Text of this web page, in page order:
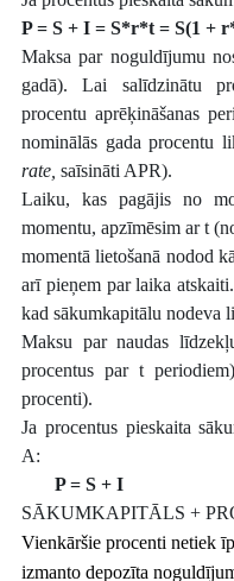
P = S + I = S*r*t = S(1 +
Maksa par noguldījumu
gadā). Lai salīdzinātu
procentu aprēķināšanas
nominālās gada procentu
rate, saīsināti APR).
Laiku, kas pagājis no
momentu, apzīmēsim ar t
momentā lietošanā nodod
arī pieņem par laika
kad sākumkapitālu nodeva
Maksu par naudas
procentus par t
procenti).
Ja procentus pieskaita
A:
P = S + I
SĀKUMKAPITĀLS +
Vienkāršie procenti netiek
izmanto depozīta